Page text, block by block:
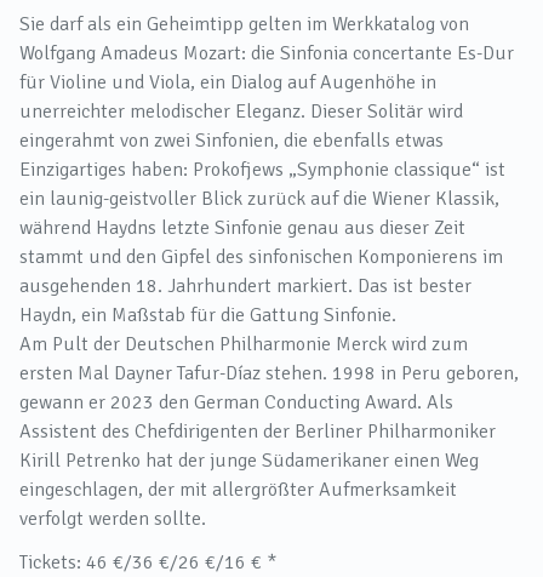
Sie darf als ein Geheimtipp gelten im Werkkatalog von
Wolfgang Amadeus Mozart: die Sinfonia concertante Es-Dur
für Violine und Viola, ein Dialog auf Augenhöhe in
unerreichter melodischer Eleganz. Dieser Solitär wird
eingerahmt von zwei Sinfonien, die ebenfalls etwas
Einzigartiges haben: Prokofjews „Symphonie classique“ ist
ein launig-geistvoller Blick zurück auf die Wiener Klassik,
während Haydns letzte Sinfonie genau aus dieser Zeit
stammt und den Gipfel des sinfonischen Komponierens im
ausgehenden 18. Jahrhundert markiert. Das ist bester
Haydn, ein Maßstab für die Gattung Sinfonie.
Am Pult der Deutschen Philharmonie Merck wird zum
ersten Mal Dayner Tafur-Díaz stehen. 1998 in Peru geboren,
gewann er 2023 den German Conducting Award. Als
Assistent des Chefdirigenten der Berliner Philharmoniker
Kirill Petrenko hat der junge Südamerikaner einen Weg
eingeschlagen, der mit allergrößter Aufmerksamkeit
verfolgt werden sollte.
Tickets: 46 €/36 €/26 €/16 € *